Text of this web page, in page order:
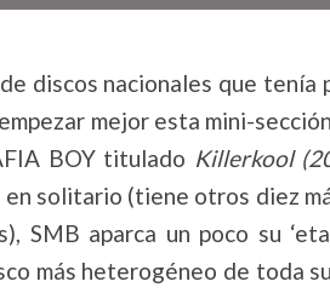
discos nacionales que
mejor esta mini-
BOY titulado Killerkool
solitario (tiene otros diez
SMB aparca un poco su
más heterogéneo de toda